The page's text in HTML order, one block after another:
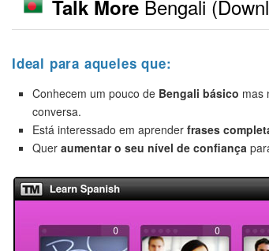
Talk More Bengali
Ideal para aqueles que:
Conhecem um pouco de Bengali básico mas
conversa.
Está interessado em aprender frases
Quer aumentar o seu nível de confiança